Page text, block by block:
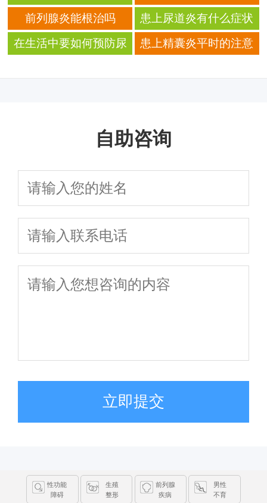
有哪些
出症状
前列腺炎能根治吗 患上尿道炎有什么症状
在生活中要如何预防尿
患上精囊炎平时的注意
自助咨询
立即提交
性功能
障碍
生殖
整形
前列腺
疾病
男性
不育